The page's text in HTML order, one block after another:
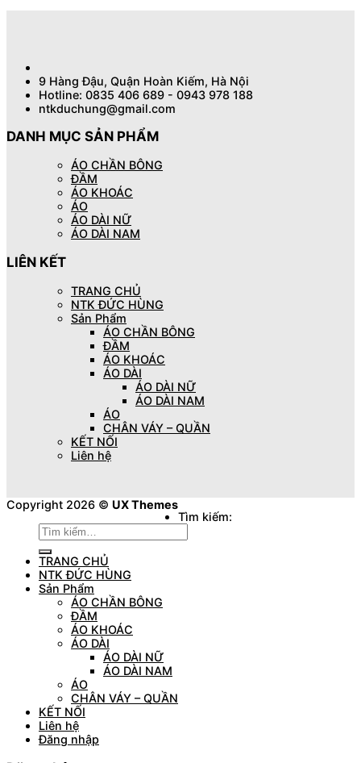
9 Hàng Đậu, Quận Hoàn Kiếm, Hà Nội
Hotline: 0835 406 689 - 0943 978 188
ntkduchung@gmail.com
DANH MỤC SẢN PHẨM
ÁO CHẦN BÔNG
ĐẦM
ÁO KHOÁC
ÁO
ÁO DÀI NỮ
ÁO DÀI NAM
LIÊN KẾT
TRANG CHỦ
NTK ĐỨC HÙNG
Sản Phẩm
ÁO CHẦN BÔNG
ĐẦM
ÁO KHOÁC
ÁO DÀI
ÁO DÀI NỮ
ÁO DÀI NAM
ÁO
CHÂN VÁY – QUẦN
KẾT NỐI
Liên hệ
Copyright 2026 © UX Themes
Tìm kiếm:
TRANG CHỦ
NTK ĐỨC HÙNG
Sản Phẩm
ÁO CHẦN BÔNG
ĐẦM
ÁO KHOÁC
ÁO DÀI
ÁO DÀI NỮ
ÁO DÀI NAM
ÁO
CHÂN VÁY – QUẦN
KẾT NỐI
Liên hệ
Đăng nhập